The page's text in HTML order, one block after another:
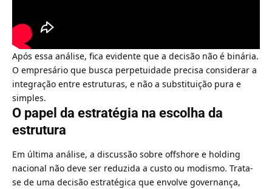
Após essa análise, fica evidente que a decisão não é binária.
O empresário que busca perpetuidade precisa considerar a
integração entre estruturas, e não a substituição pura e
simples.
O papel da estratégia na escolha da
estrutura
Em última análise, a discussão sobre offshore e holding
nacional não deve ser reduzida a custo ou modismo. Trata-
se de uma decisão estratégica que envolve governança,